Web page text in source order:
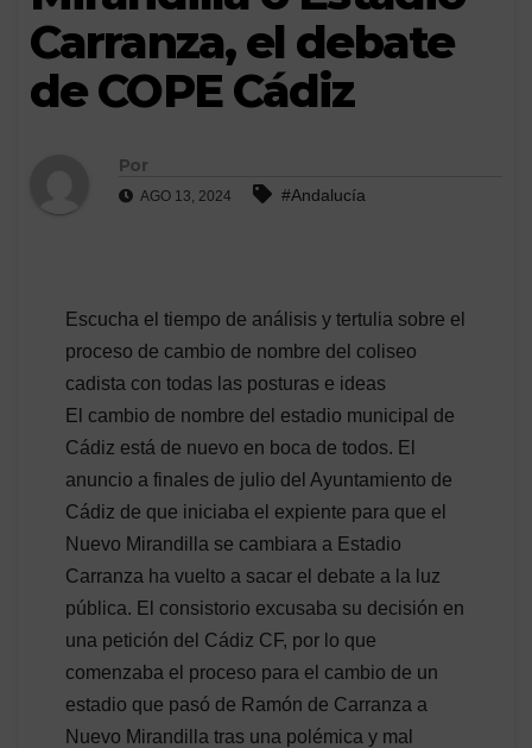
Carranza, el debate
de COPE Cádiz
Por
AGO 13, 2024 #Andalucía
Escucha el tiempo de análisis y tertulia sobre el
proceso de cambio de nombre del coliseo
cadista con todas las posturas e ideas
El cambio de nombre del estadio municipal de
Cádiz está de nuevo en boca de todos. El
anuncio a finales de julio del Ayuntamiento de
Cádiz de que iniciaba el expiente para que el
Nuevo Mirandilla se cambiara a Estadio
Carranza ha vuelto a sacar el debate a la luz
pública. El consistorio excusaba su decisión en
una petición del Cádiz CF, por lo que
comenzaba el proceso para el cambio de un
estadio que pasó de Ramón de Carranza a
Nuevo Mirandilla tras una polémica y mal